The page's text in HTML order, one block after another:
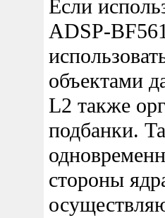
Если
ADSP-
объектами
L2 также
подбанки.
стороны